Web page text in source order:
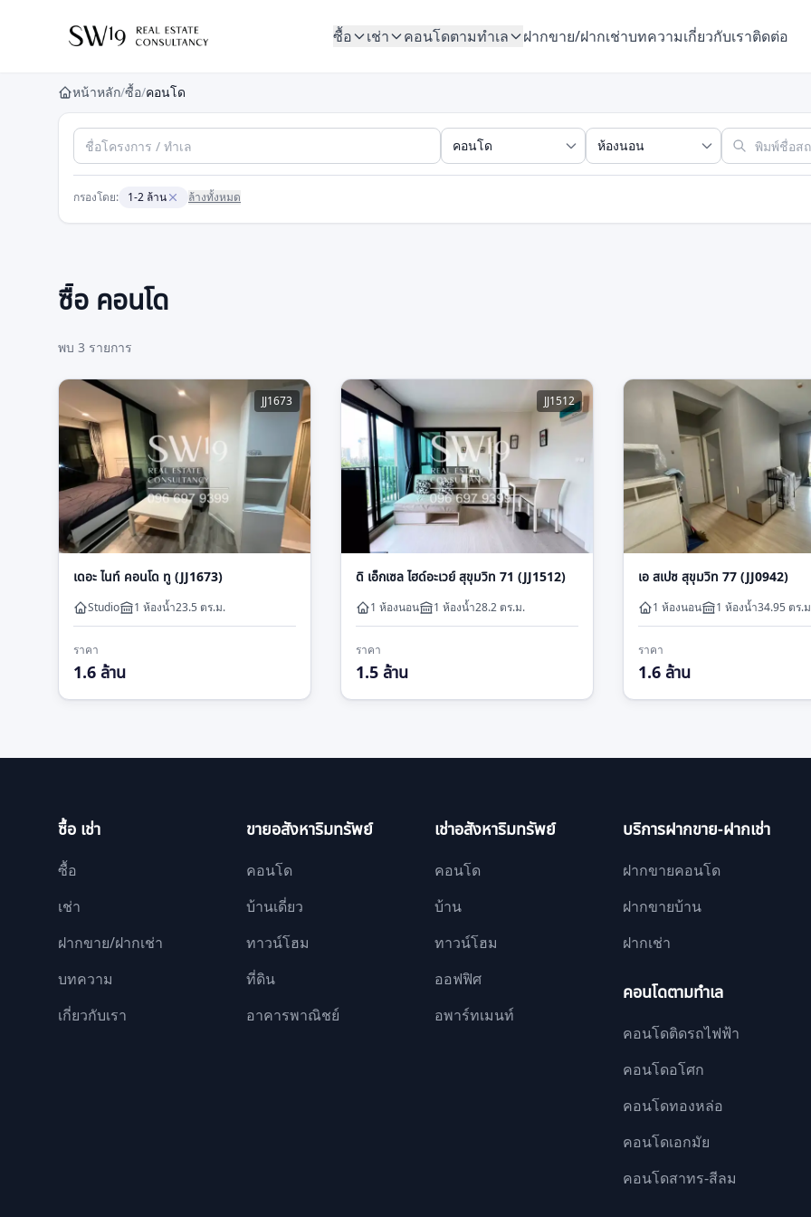
ซื้อ เช่า คอนโดตามทำเล ฝากขาย/ฝากเช่าบทความเกี่ยวกับเราติดต่อ
หน้าหลัก/ซื้อ/คอนโด
กรองโดย: 1-2 ล้าน ล้างทั้งหมด
ซื้อ คอนโด
เรียงตาม
พบ 3 รายการ
JJ1673
เดอะ ไนท์ คอนโด ทู (JJ1673)
Studio 1 ห้องน้ำ23.5 ตร.ม.
ราคา
1.6 ล้าน
JJ1512
ดิ เอ็กเซล ไฮด์อะเวย์ สุขุมวิท 71 (JJ1512)
1 ห้องนอน 1 ห้องน้ำ28.2 ตร.ม.
ราคา
1.5 ล้าน
เอ สเปซ สุขุมวิท 77 (JJ0942)
1 ห้องนอน 1 ห้องน้ำ34.95 ตร.
ราคา
1.6 ล้าน
ซื้อ เช่า
ซื้อ
เช่า
ฝากขาย/ฝากเช่า
บทความ
เกี่ยวกับเรา
ขายอสังหาริมทรัพย์
คอนโด
บ้านเดี่ยว
ทาวน์โฮม
ที่ดิน
อาคารพาณิชย์
เช่าอสังหาริมทรัพย์
คอนโด
บ้าน
ทาวน์โฮม
ออฟฟิศ
อพาร์ทเมนท์
บริการฝากขาย-ฝากเช่า
ฝากขายคอนโด
ฝากขายบ้าน
ฝากเช่า
คอนโดตามทำเล
คอนโดติดรถไฟฟ้า
คอนโดอโศก
คอนโดทองหล่อ
คอนโดเอกมัย
คอนโดสาทร-สีลม